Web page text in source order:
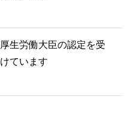
厚生労働大臣の認定を受
けています